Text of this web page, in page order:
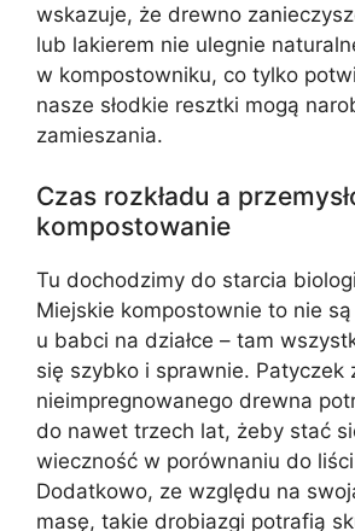
wskazuje, że drewno
lub lakierem nie ulegnie
w kompostowniku, co tylko
nasze słodkie resztki mogą
zamieszania.
Czas rozkładu a
kompostowanie
Tu dochodzimy do starcia
Miejskie kompostownie to nie
u babci na działce – tam
się szybko i sprawnie. Patyczek
nieimpregnowanego drewna
do nawet trzech lat, żeby stać
wieczność w porównaniu do liści
Dodatkowo, ze względu na
masę, takie drobiazgi potrafią